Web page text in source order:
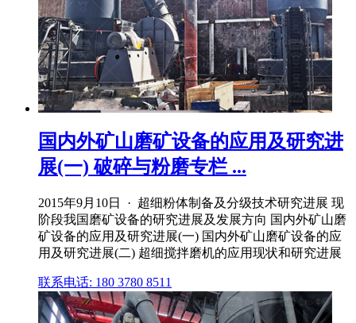
国内外矿山磨矿设备的应用及研究进
展(一) 破碎与粉磨专栏 ...
2015年9月10日 · 超细粉体制备及分级技术研究进展 现
阶段我国磨矿设备的研究进展及发展方向 国内外矿山磨
矿设备的应用及研究进展(一) 国内外矿山磨矿设备的应
用及研究进展(二) 超细搅拌磨机的应用现状和研究进展
联系电话: 180 3780 8511